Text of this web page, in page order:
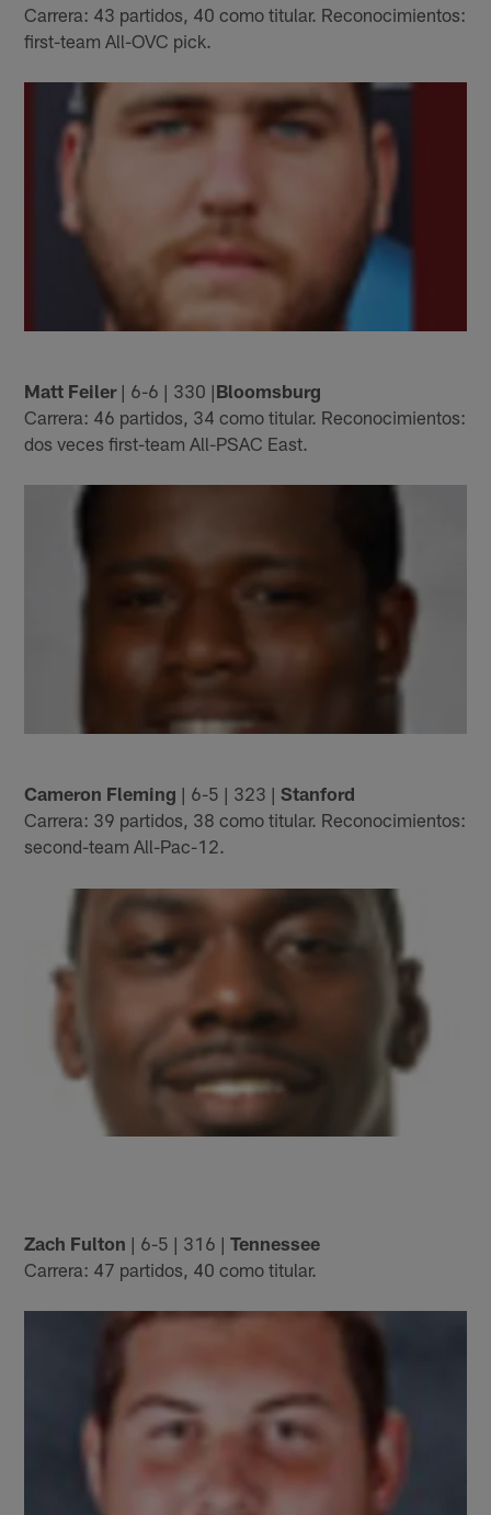
Carrera: 43 partidos, 40 como titular. Reconocimientos:
first-team All-OVC pick.
Matt Feiler| 6-6 | 330 |Bloomsburg
Carrera: 46 partidos, 34 como titular. Reconocimientos:
dos veces first-team All-PSAC East.
Cameron Fleming | 6-5 | 323 |Stanford
Carrera: 39 partidos, 38 como titular. Reconocimientos:
second-team All-Pac-12.
Zach Fulton | 6-5 | 316 |Tennessee
Carrera: 47 partidos, 40 como titular.